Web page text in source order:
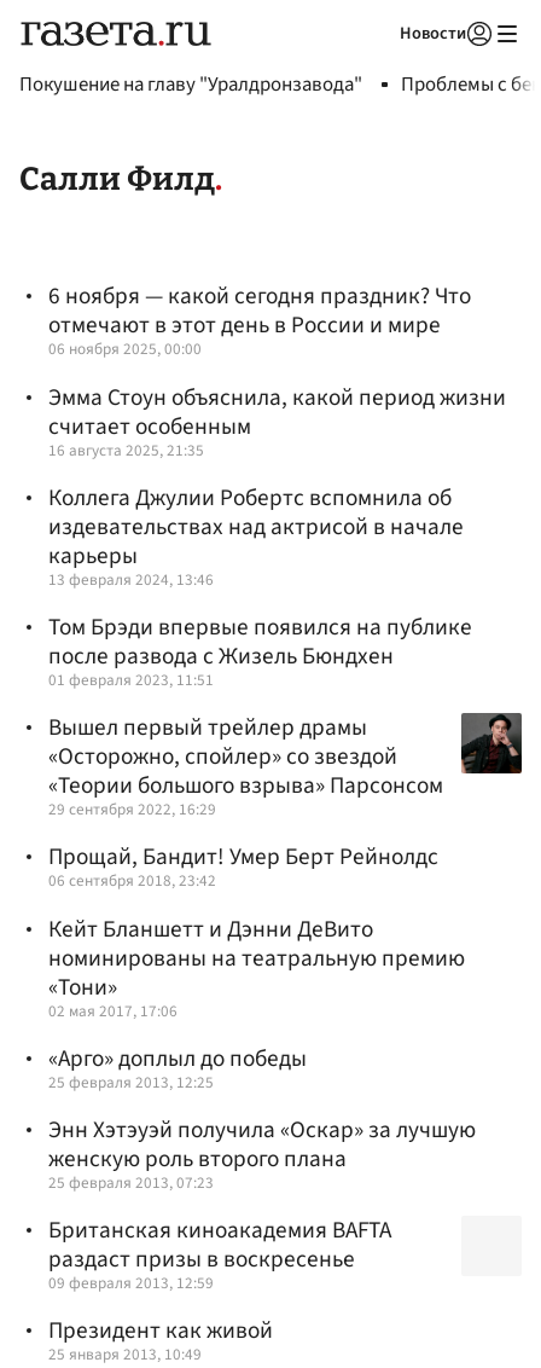
Новости
Покушение на главу "Уралдронзавода" Проблемы с
Салли Филд
6 ноября — какой сегодня праздник? Что
отмечают в этот день в России и мире
06 ноября 2025, 00:00
Эмма Стоун объяснила, какой период жизни
считает особенным
16 августа 2025, 21:35
Коллега Джулии Робертс вспомнила об
издевательствах над актрисой в начале
карьеры
13 февраля 2024, 13:46
Том Брэди впервые появился на публике
после развода с Жизель Бюндхен
01 февраля 2023, 11:51
Вышел первый трейлер драмы
«Осторожно, спойлер» со звездой
«Теории большого взрыва» Парсонсом
29 сентября 2022, 16:29
Прощай, Бандит! Умер Берт Рейнолдс
06 сентября 2018, 23:42
Кейт Бланшетт и Дэнни ДеВито
номинированы на театральную премию
«Тони»
02 мая 2017, 17:06
«Арго» доплыл до победы
25 февраля 2013, 12:25
Энн Хэтэуэй получила «Оскар» за лучшую
женскую роль второго плана
25 февраля 2013, 07:23
Британская киноакадемия BAFTA
раздаст призы в воскресенье
09 февраля 2013, 12:59
Президент как живой
25 января 2013, 10:49